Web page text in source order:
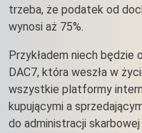
trzeba, że podatek od
wynosi aż 75%.
Przykładem niech
DAC7, która weszła w
wszystkie platformy
kupującymi a
do administracji